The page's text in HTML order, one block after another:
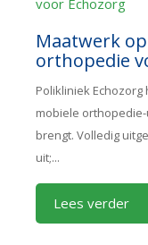
Maatwerk
orthopedie
Polikliniek
mobiele
brengt. Volledig
uit;...
Lees verder